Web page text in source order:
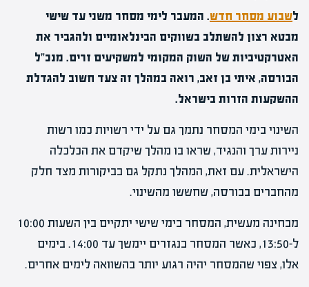
לשבוע מסחר חדש. המעבר לימי מסחר משני עד שישי
מבטא רצון להשתלב בשווקים הבינלאומיים ולהגביר את
האטרקטיביות של השוק המקומי למשקיעים זרים. מנכ"ל
הבורסה, איתי בן זאב, רואה במהלך זה צעד חשוב להגדלת
ההשקעות הזרות בישראל.
השינוי בימי המסחר נתמך גם על ידי רשויות כמו רשות
ניירות ערך והנגיד, שראו בו מהלך שיקדם את הכלכלה
הישראלית. עם זאת, המהלך נתקל גם בביקורות מצד חלק
מהחברים בבורסה, שחששו מהשינוי.
מבחינה מעשית, המסחר בימי שישי יתקיים בין השעות 10:00
ל-13:50, כאשר המסחר בנגזרים יימשך עד 14:00. בימים
אלו, צפוי שהמסחר יהיה רגוע יותר בהשוואה לימים אחרים.